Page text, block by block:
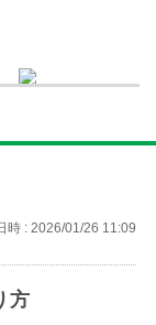
時 : 2026/01/26 11:09
方